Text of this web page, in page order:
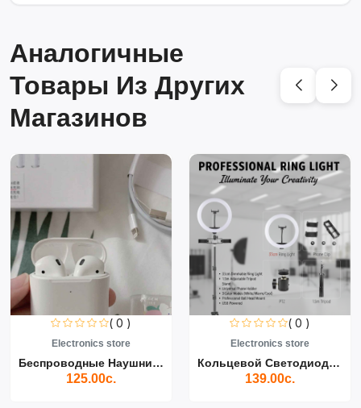
Аналогичные
Товары Из Других
Магазинов
( 0 )
Electronics store
Беспроводные Наушники Air...
125.00с.
( 0 )
Electronics store
Кольцевой Светодиодный Св...
139.00с.